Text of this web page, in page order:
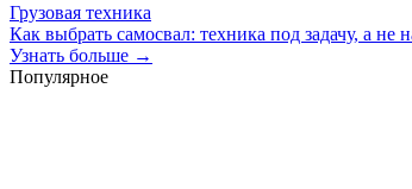
Грузовая техника
Как выбрать самосвал: техника под задачу, а не
Узнать больше →
Популярное